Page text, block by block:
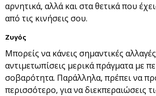
αρνητικά, αλλά και στα θετικά που
από τις κινήσεις σου.
Ζυγός
Μπορείς να κάνεις σημαντικές
αντιμετωπίσεις μερικά πράγματα με
σοβαρότητα. Παράλληλα, πρέπει να
περισσότερο, για να διεκπεραιώσεις